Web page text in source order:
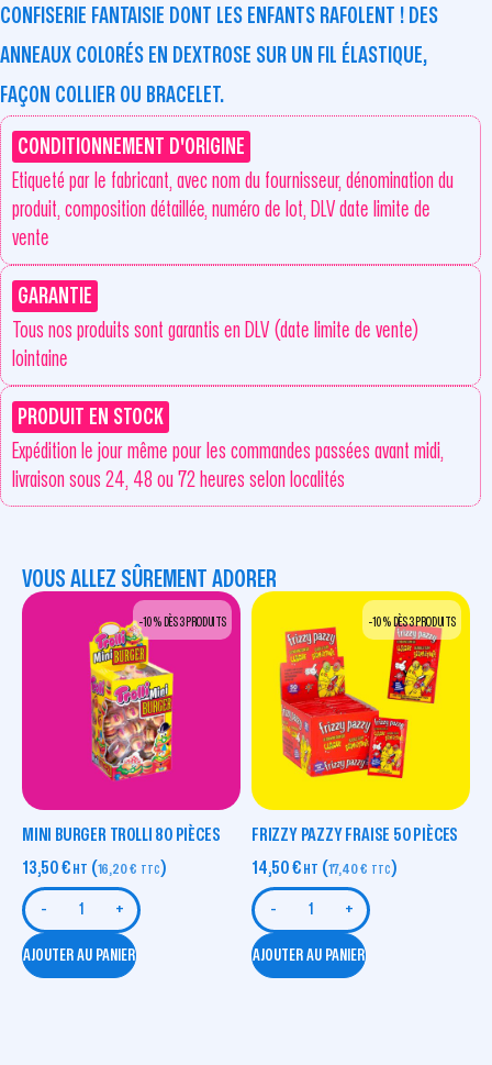
CONFISERIE FANTAISIE DONT LES ENFANTS RAFOLENT ! DES
ANNEAUX COLORÉS EN DEXTROSE SUR UN FIL ÉLASTIQUE,
FAÇON COLLIER OU BRACELET.
CONDITIONNEMENT D'ORIGINE
Etiqueté par le fabricant, avec nom du fournisseur, dénomination du
produit, composition détaillée, numéro de lot, DLV date limite de
vente
GARANTIE
Tous nos produits sont garantis en DLV (date limite de vente)
lointaine
PRODUIT EN STOCK
Expédition le jour même pour les commandes passées avant midi,
livraison sous 24, 48 ou 72 heures selon localités
VOUS ALLEZ SÛREMENT ADORER
-10 % DÈS 3 PRODUITS
MINI BURGER TROLLI 80 PIÈCES
13,50€ HT (16,20€ TTC)
- +
AJOUTER AU PANIER
-10 % DÈS 3 PRODUITS
FRIZZY PAZZY FRAISE 50 PIÈCES
14,50€ HT (17,40€ TTC)
- +
AJOUTER AU PANIER